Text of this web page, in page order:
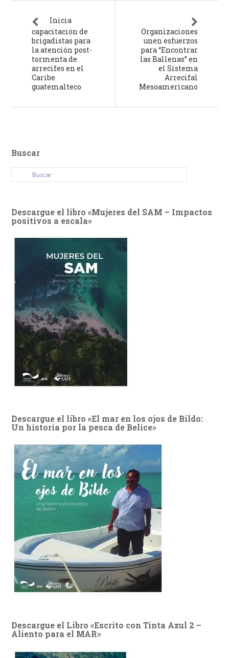
Inicia
capacitación de
brigadistas para
la atención post-
tormenta de
arrecifes en el
Caribe
guatemalteco
Organizaciones
unen esfuerzos
para “Encontrar
las Ballenas” en
el Sistema
Arrecifal
Mesoamericano
Buscar
Descargue el libro «Mujeres del SAM – Impactos
positivos a escala»
Descargue el libro «El mar en los ojos de Bildo:
Un historia por la pesca de Belice»
Descargue el Libro «Escrito con Tinta Azul 2 –
Aliento para el MAR»